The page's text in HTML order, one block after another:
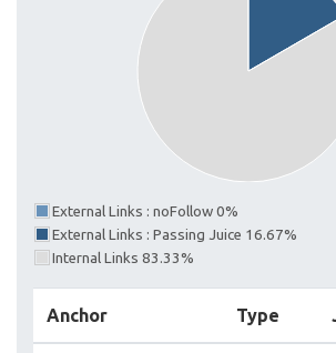
External Links : noFollow 0%
External Links : Passing Juice 16.67%
Internal Links 83.33%
Anchor Type